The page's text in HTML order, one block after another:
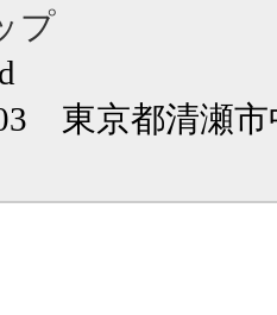
プ
東京都清瀬